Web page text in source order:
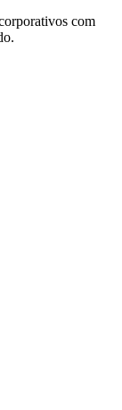
com